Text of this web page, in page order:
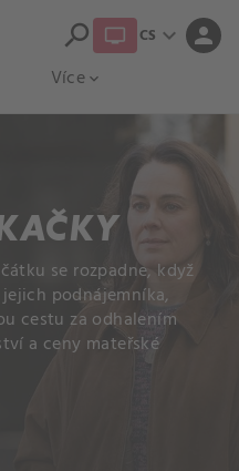
Více expand_more
search CS expand_more person
se rozpadne, když
podnájemníka,
cestu za odhalením
a ceny mateřské